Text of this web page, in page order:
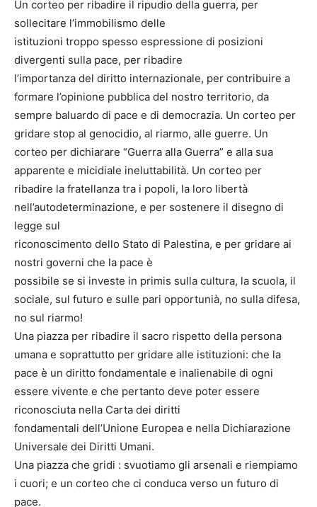
Un corteo per ribadire il ripudio della guerra, per
sollecitare l’immobilismo delle
istituzioni troppo spesso espressione di posizioni
divergenti sulla pace, per ribadire
l’importanza del diritto internazionale, per contribuire a
formare l’opinione pubblica del nostro territorio, da
sempre baluardo di pace e di democrazia. Un corteo per
gridare stop al genocidio, al riarmo, alle guerre. Un
corteo per dichiarare “Guerra alla Guerra” e alla sua
apparente e micidiale ineluttabilità. Un corteo per
ribadire la fratellanza tra i popoli, la loro libertà
nell’autodeterminazione, e per sostenere il disegno di
legge sul
riconoscimento dello Stato di Palestina, e per gridare ai
nostri governi che la pace è
possibile se si investe in primis sulla cultura, la scuola, il
sociale, sul futuro e sulle pari opportunià, no sulla difesa,
no sul riarmo!
Una piazza per ribadire il sacro rispetto della persona
umana e soprattutto per gridare alle istituzioni: che la
pace è un diritto fondamentale e inalienabile di ogni
essere vivente e che pertanto deve poter essere
riconosciuta nella Carta dei diritti
fondamentali dell’Unione Europea e nella Dichiarazione
Universale dei Diritti Umani.
Una piazza che gridi : svuotiamo gli arsenali e riempiamo
i cuori; e un corteo che ci conduca verso un futuro di
pace.